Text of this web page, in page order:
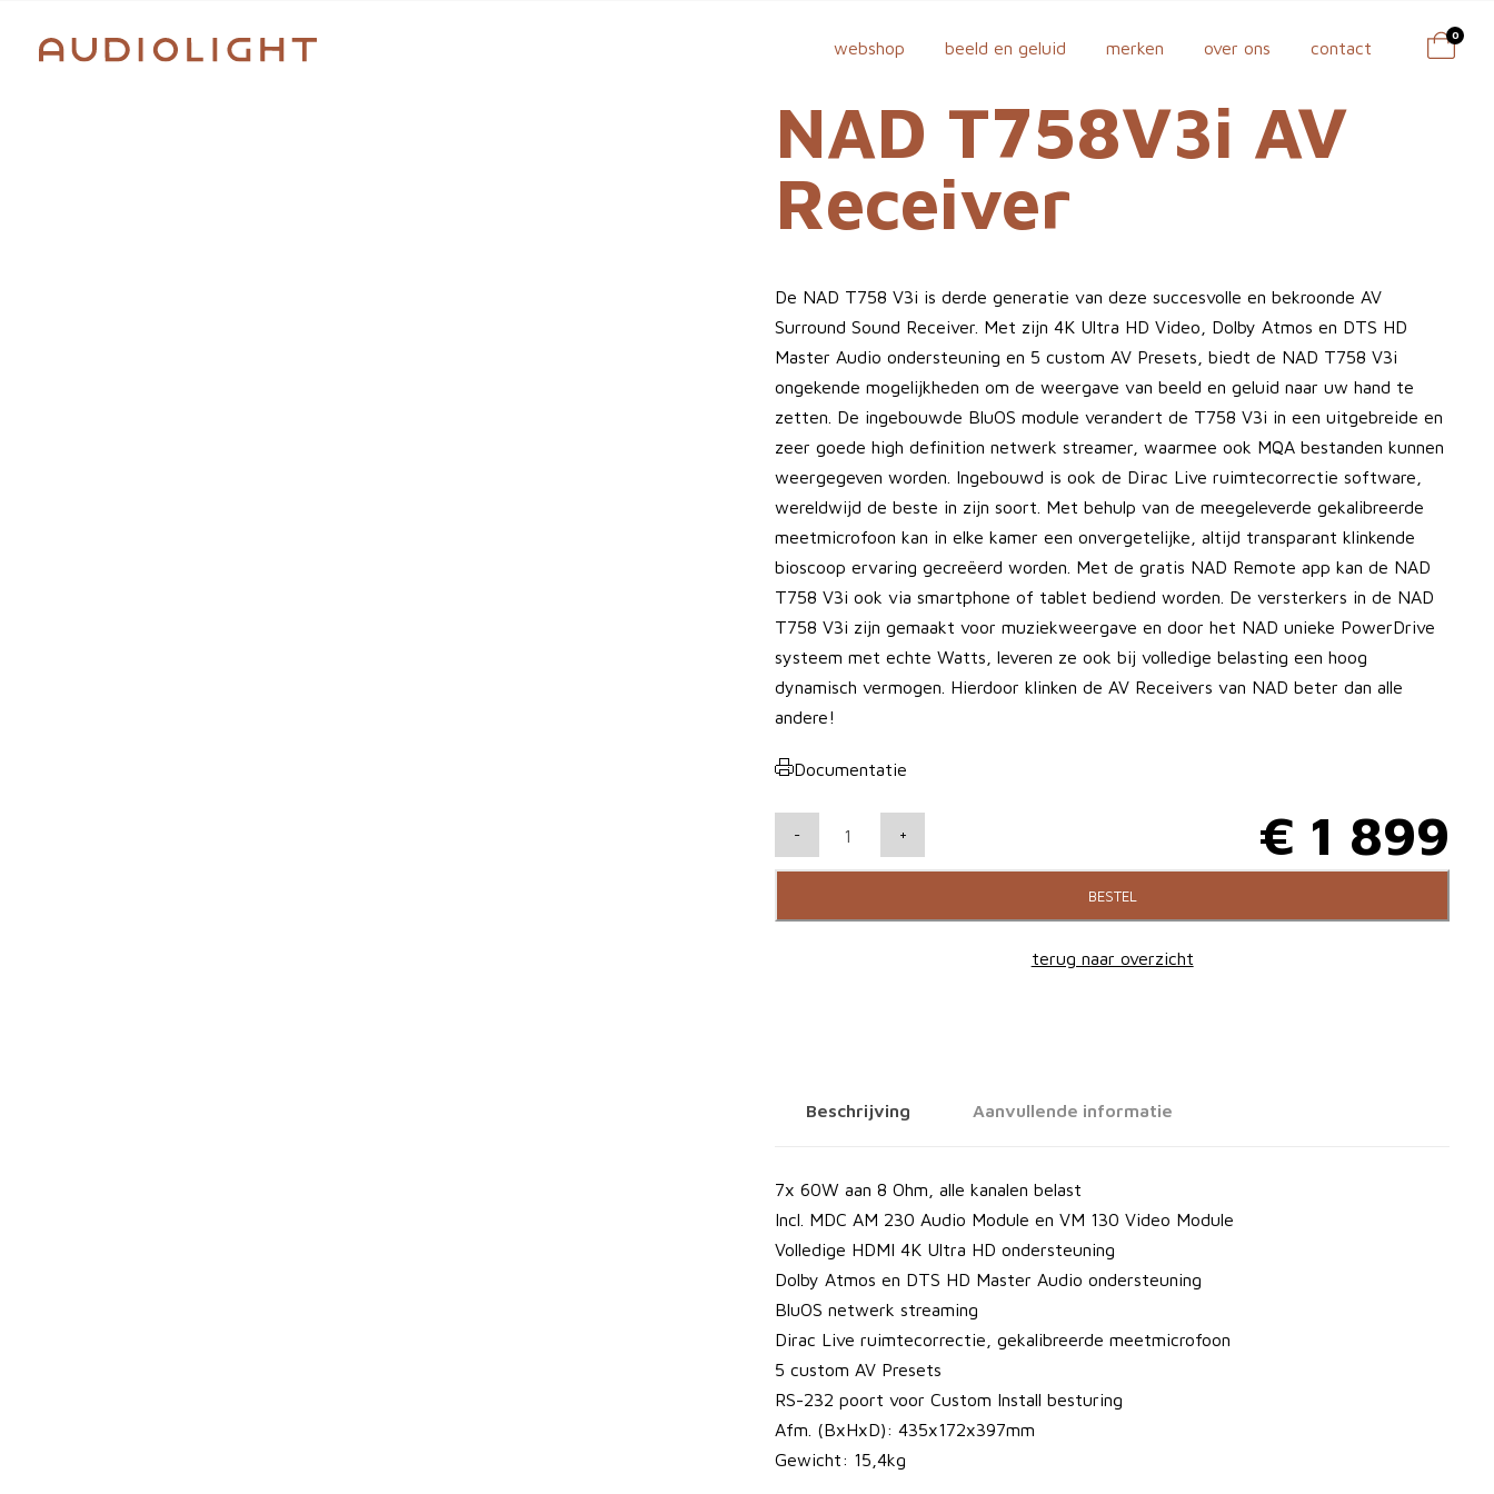
webshop beeld en geluid merken over ons contact
0
NAD T758V3i AV
Receiver
De NAD T758 V3i is derde generatie van deze succesvolle en bekroonde AV
Surround Sound Receiver. Met zijn 4K Ultra HD Video, Dolby Atmos en DTS HD
Master Audio ondersteuning en 5 custom AV Presets, biedt de NAD T758 V3i
ongekende mogelijkheden om de weergave van beeld en geluid naar uw hand te
zetten. De ingebouwde BluOS module verandert de T758 V3i in een uitgebreide en
zeer goede high definition netwerk streamer, waarmee ook MQA bestanden kunnen
weergegeven worden. Ingebouwd is ook de Dirac Live ruimtecorrectie software,
wereldwijd de beste in zijn soort. Met behulp van de meegeleverde gekalibreerde
meetmicrofoon kan in elke kamer een onvergetelijke, altijd transparant klinkende
bioscoop ervaring gecreëerd worden. Met de gratis NAD Remote app kan de NAD
T758 V3i ook via smartphone of tablet bediend worden. De versterkers in de NAD
T758 V3i zijn gemaakt voor muziekweergave en door het NAD unieke PowerDrive
systeem met echte Watts, leveren ze ook bij volledige belasting een hoog
dynamisch vermogen. Hierdoor klinken de AV Receivers van NAD beter dan alle
andere!
Documentatie
€ 1 899
-
A
T
R
e
c
e
i
v
e
r
a
a
+
BESTEL
terug naar overzicht
Beschrijving Aanvullende informatie
7x 60W aan 8 Ohm, alle kanalen belast
Incl. MDC AM 230 Audio Module en VM 130 Video Module
Volledige HDMI 4K Ultra HD ondersteuning
Dolby Atmos en DTS HD Master Audio ondersteuning
BluOS netwerk streaming
Dirac Live ruimtecorrectie, gekalibreerde meetmicrofoon
5 custom AV Presets
RS-232 poort voor Custom Install besturing
Afm. (BxHxD): 435x172x397mm
Gewicht: 15,4kg